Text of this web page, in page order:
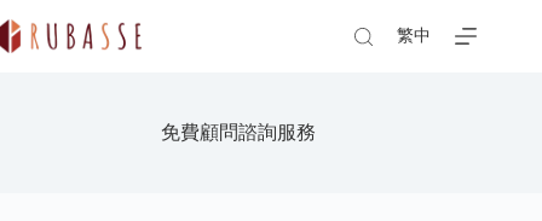
to
content
繁中
免費顧問諮詢服務